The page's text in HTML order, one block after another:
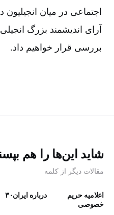
آرای اندیشمند بزرگ
بررسی قرار خواهیم داد.
شاید این‌ها را هم
مقالات دیگر از کلمه
اعلامیه حریم
خصوصی
درباره ایران۳۰